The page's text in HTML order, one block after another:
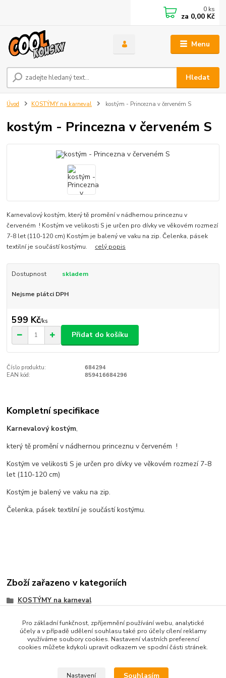
Menu
Hledat
0 ks
za 0,00 Kč
Úvod KOSTÝMY na karneval kostým - Princezna v červeném S
kostým - Princezna v červeném S
Karnevalový kostým, který tě promění v nádhernou princeznu v
červeném ! Kostým ve velikosti S je určen pro dívky ve věkovém rozmezí
7-8 let (110-120 cm) Kostým je balený ve vaku na zip. Čelenka, pásek
textilní je součástí kostýmu. celý popis
Dostupnost skladem
Nejsme plátci DPH
599 Kč/ks
Přidat do košíku
Číslo produktu:
684294
EAN kód:
859416684296
Kompletní specifikace
Karnevalový kostým,
který tě promění v nádhernou princeznu v červeném !
Kostým ve velikosti S je určen pro dívky ve věkovém rozmezí 7-8
let (110-120 cm)
Kostým je balený ve vaku na zip.
Čelenka, pásek textilní je součástí kostýmu.
Zboží zařazeno v kategoriích
KOSTÝMY na karneval
Pro základní funkčnost, zpříjemnění používání webu, analytické
účely a v případě udělení souhlasu také pro účely cílení reklamy
využíváme soubory cookies. Nastavení vlastních preferencí
cookies můžete kdykoli upravit odkazem ve spodní části stránek.
Nastavení Souhlasím